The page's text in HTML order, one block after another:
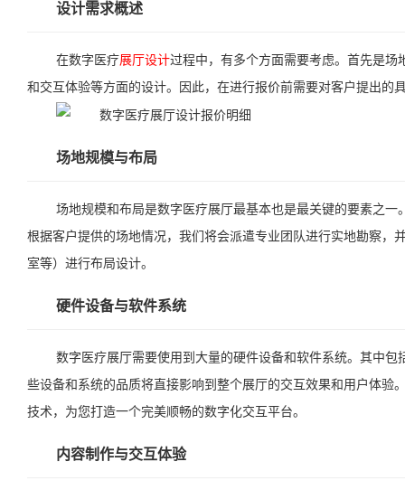
设计需求概述
在数字医疗展厅设计过程中，有多个方面需要考虑。首先是
和交互体验等方面的设计。因此，在进行报价前需要对客户提出的
场地规模与布局
场地规模和布局是数字医疗展厅最基本也是最关键的要素之
根据客户提供的场地情况，我们将会派遣专业团队进行实地勘察
室等）进行布局设计。
硬件设备与软件系统
数字医疗展厅需要使用到大量的硬件设备和软件系统。其中
些设备和系统的品质将直接影响到整个展厅的交互效果和用户体
技术，为您打造一个完美顺畅的数字化交互平台。
内容制作与交互体验